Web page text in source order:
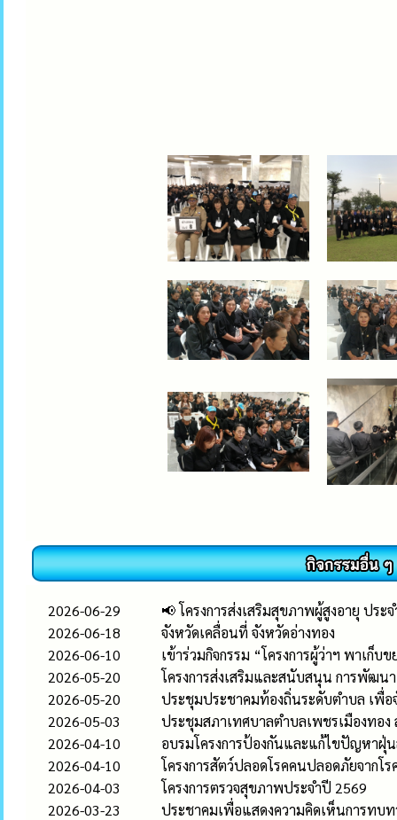
2026-06-29
📢 โครงการส่งเสริมสุขภาพผู้สูงอายุ ปร
2026-06-18
จังหวัดเคลื่อนที่ จังหวัดอ่างทอง
2026-06-10
เข้าร่วมกิจกรรม “โครงการผู้ว่าฯ พาเก็บข
2026-05-20
โครงการส่งเสริมและสนับสนุน การพัฒ
2026-05-20
ประชุมประชาคมท้องถิ่นระดับตำบล เ
2026-05-03
ประชุมสภาเทศบาลตำบลเพชรเมืองทอ
2026-04-10
อบรมโครงการป้องกันและแก้ไขปัญหาฝุ่
2026-04-10
โครงการสัตว์ปลอดโรคคนปลอดภัยจาก
2026-04-03
โครงการตรวจสุขภาพประจำปี 2569
2026-03-23
ประชาคมเพื่อแสดงความคิดเห็นการทบ